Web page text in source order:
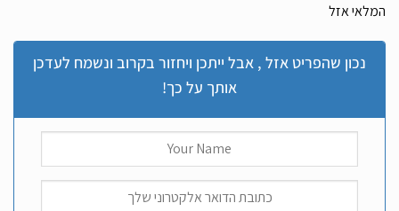
המלאי אזל
נכון שהפריט אזל , אבל ייתכן ויחזור בקרוב ונשמח לעדכן
אותך על כך!